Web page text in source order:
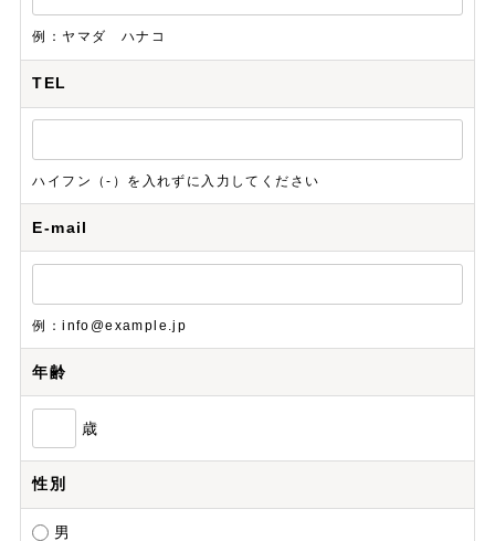
例：ヤマダ ハナコ
TEL
ハイフン（-）を入れずに入力してください
E-mail
例：info@example.jp
年齢
歳
性別
男